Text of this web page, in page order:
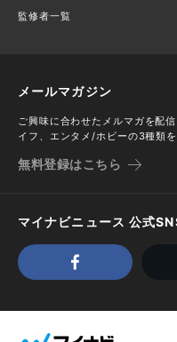
監修者一覧
メールマガジン
ご興味に合わせたメルマガを配
イフ、エンタメ/ホビーの3種類を
無料登録はこちら
マイナビニュース 公式